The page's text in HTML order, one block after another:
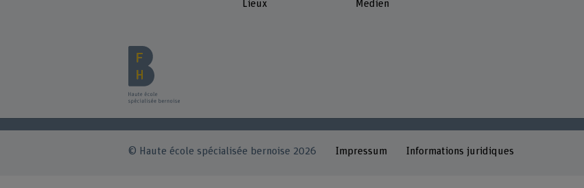
Lieux
Medien
© Haute école spécialisée bernoise 2026 Impressum Informations juridiques